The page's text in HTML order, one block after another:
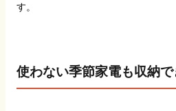
す。
使わない季節家電も収納で